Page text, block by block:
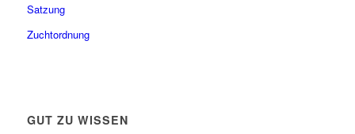
Satzung
Zuchtordnung
GUT ZU WISSEN